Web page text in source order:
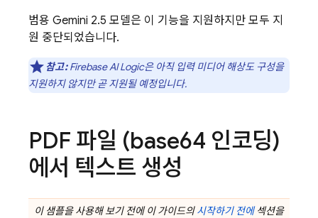
범용 Gemini 2.5 모델은 이 기능을 지원하지만 모두 지
원 중단되었습니다.
참고: Firebase AI Logic은 아직 입력 미디어 해상도 구성을
지원하지 않지만 곧 지원될 예정입니다.
PDF 파일 (base64 인코딩)
에서 텍스트 생성
이 샘플을 사용해 보기 전에 이 가이드의시작하기 전에섹션을